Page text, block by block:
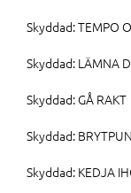
Skyddad: TEMPO
Skyddad: LÄMNA
Skyddad: GÅ RAKT
Skyddad:
Skyddad: KEDJA